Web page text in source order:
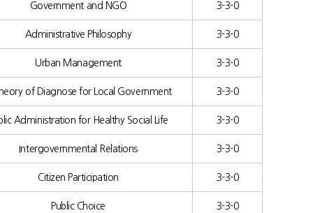
Government and NGO 3-3-0
Administrative Philosophy 3-3-0
Urban Management 3-3-0
of Diagnose for Local Government 3-3-0
Administration for Healthy Social Life 3-3-0
Intergovernmental Relations 3-3-0
Citizen Participation 3-3-0
Public Choice 3-3-0